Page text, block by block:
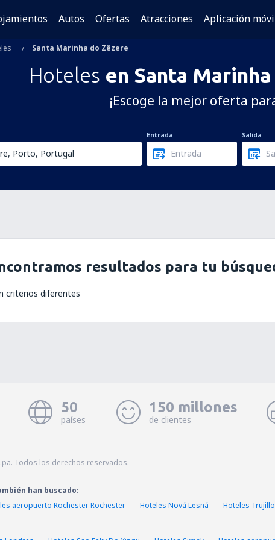
Autos Ofertas Atracciones Aplicación
Santa Marinha do Zêzere
Hoteles en Santa
¡Escoge la mejor oferta
Entrada Salida
resultados para tu
criterios diferentes
50
países
150 millones
de clientes
Todos los derechos reservados.
han buscado:
aeropuerto Rochester Rochester Hoteles Nová Lesná Hoteles Trujillo